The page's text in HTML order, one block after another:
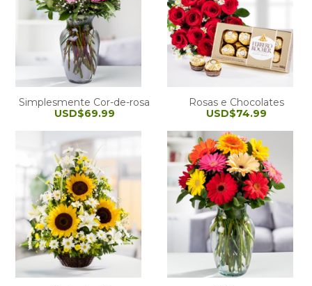
Simplesmente Cor-de-rosa
USD$69.99
Rosas e Chocolates
USD$74.99